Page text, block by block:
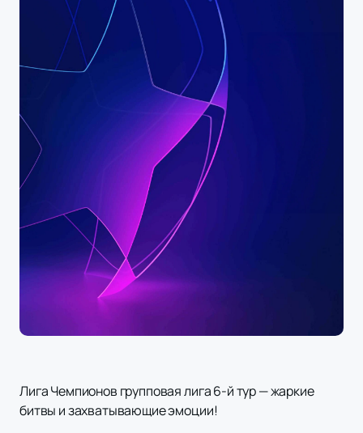
Лига Чемпионов групповая лига 6-й тур — жаркие
битвы и захватывающие эмоции!